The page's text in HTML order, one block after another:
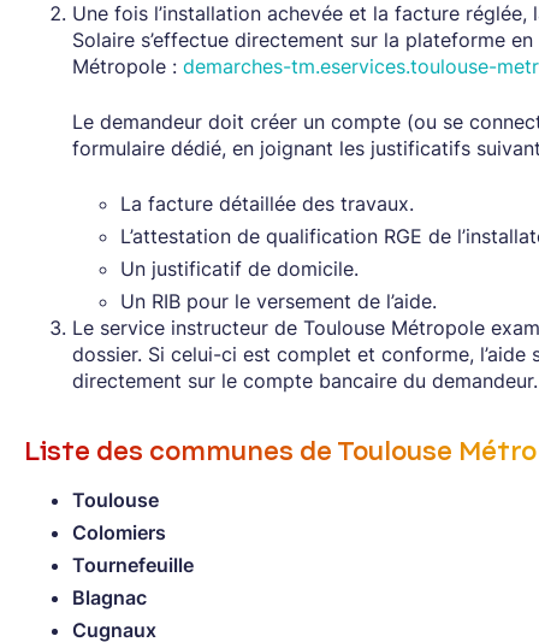
Une fois l’installation achevée et la facture réglée,
Solaire s’effectue directement sur la plateforme
Métropole : demarches-tm.eservices.toulouse-
Le demandeur doit créer un compte (ou se
formulaire dédié, en joignant les justificatifs
La facture détaillée des travaux.
L’attestation de qualification RGE de
Un justificatif de domicile.
Un RIB pour le versement de l’aide.
Le service instructeur de Toulouse Métropole
dossier. Si celui-ci est complet et conforme, l’aide
directement sur le compte bancaire du demandeur.
Liste des communes de Toulouse
Toulouse
Colomiers
Tournefeuille
Blagnac
Cugnaux